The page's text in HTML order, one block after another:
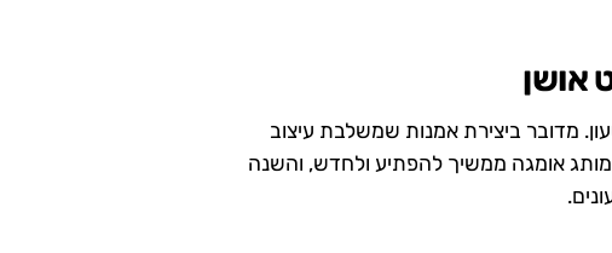
אושן
הרבה יותר מסתם שעון. מדובר ביצירת אמנות שמשלבת עיצוב
אומגה ממשיך להפתיע ולחדש, והשנה